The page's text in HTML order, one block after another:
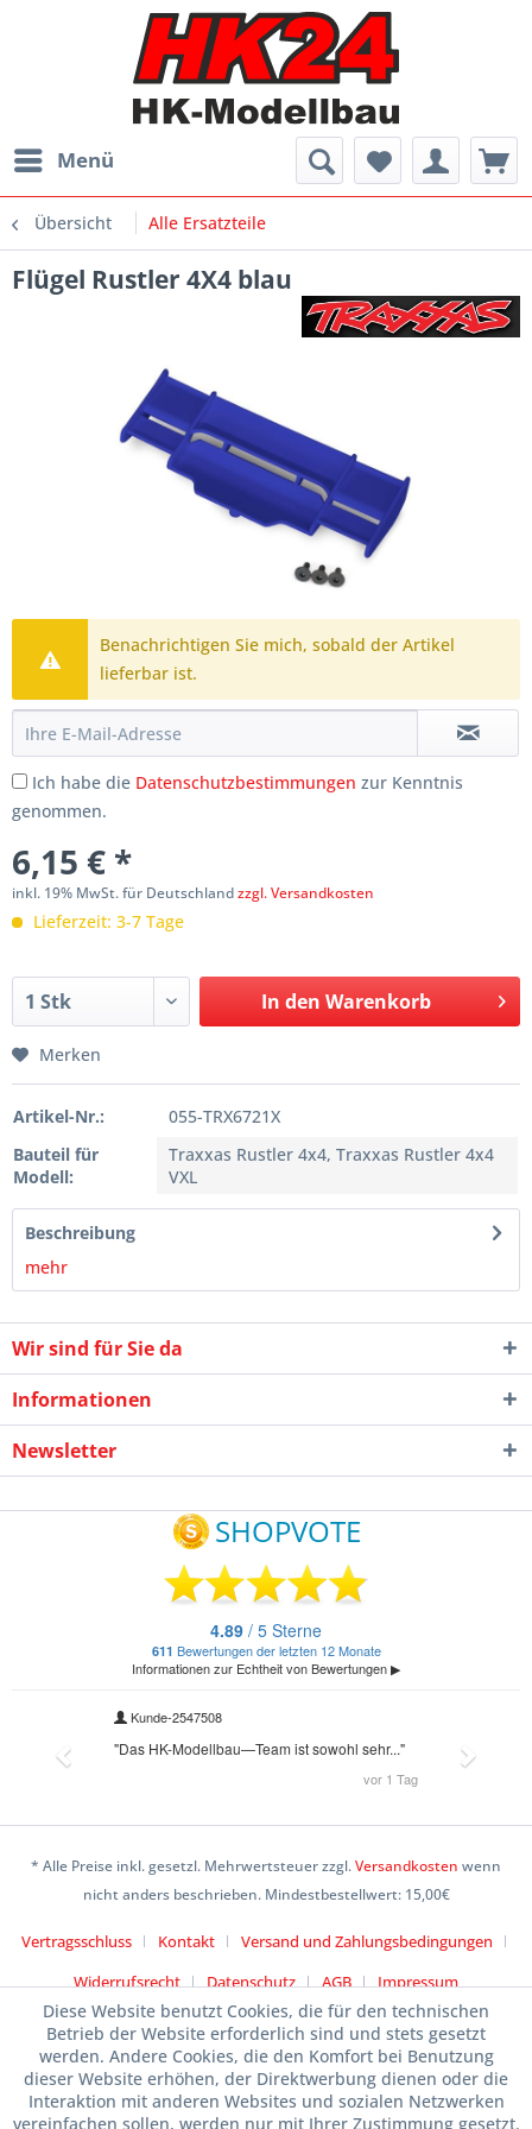
Menü
Übersicht Alle Ersatzteile
Flügel Rustler 4X4 blau
Benachrichtigen Sie mich, sobald der Artikel
lieferbar ist.
Ich habe die Datenschutzbestimmungen zur Kenntnis
genommen.
6,15 € *
inkl. 19% MwSt. für Deutschlandzzgl. Versandkosten
Lieferzeit: 3-7 Tage
In den Warenkorb
Merken
Artikel-Nr.:
055-TRX6721X
Bauteil für
Modell:
Traxxas Rustler 4x4, Traxxas Rustler 4x4
VXL
Beschreibung
mehr
Wir sind für Sie da
Informationen
Newsletter
* Alle Preise inkl. gesetzl. Mehrwertsteuer zzgl.Versandkosten wenn
nicht anders beschrieben. Mindestbestellwert: 15,00€
Vertragsschluss Kontakt
Versand und Zahlungsbedingungen
Widerrufsrecht
Datenschutz AGB Impressum
Diese Website benutzt Cookies, die für den technischen
Betrieb der Website erforderlich sind und stets gesetzt
werden. Andere Cookies, die den Komfort bei Benutzung
dieser Website erhöhen, der Direktwerbung dienen oder die
Interaktion mit anderen Websites und sozialen Netzwerken
vereinfachen sollen, werden nur mit Ihrer Zustimmung gesetzt.